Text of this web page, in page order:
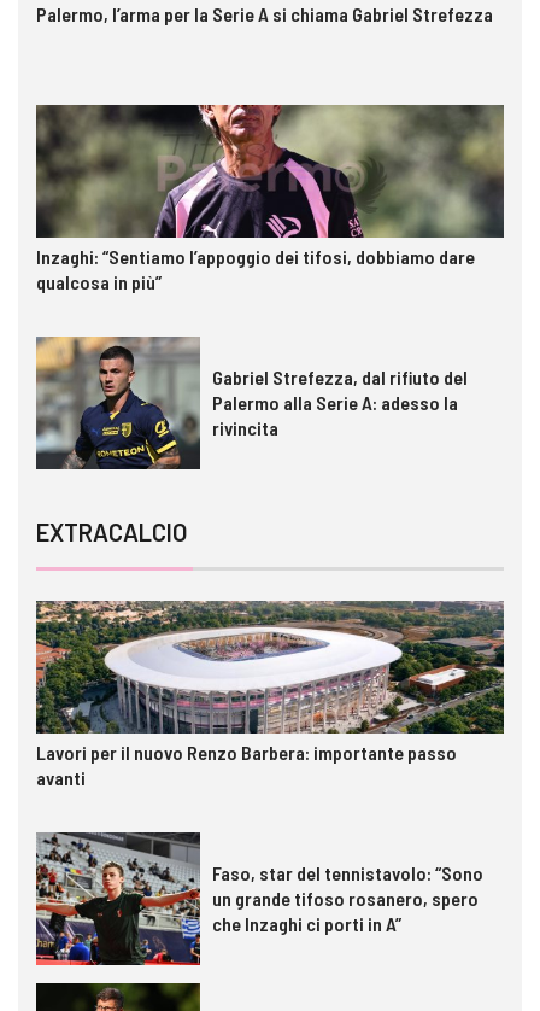
Palermo, l’arma per la Serie A si chiama Gabriel Strefezza
Inzaghi: “Sentiamo l’appoggio dei tifosi, dobbiamo dare
qualcosa in più”
Gabriel Strefezza, dal rifiuto del
Palermo alla Serie A: adesso la
rivincita
EXTRACALCIO
Lavori per il nuovo Renzo Barbera: importante passo
avanti
Faso, star del tennistavolo: “Sono
un grande tifoso rosanero, spero
che Inzaghi ci porti in A”